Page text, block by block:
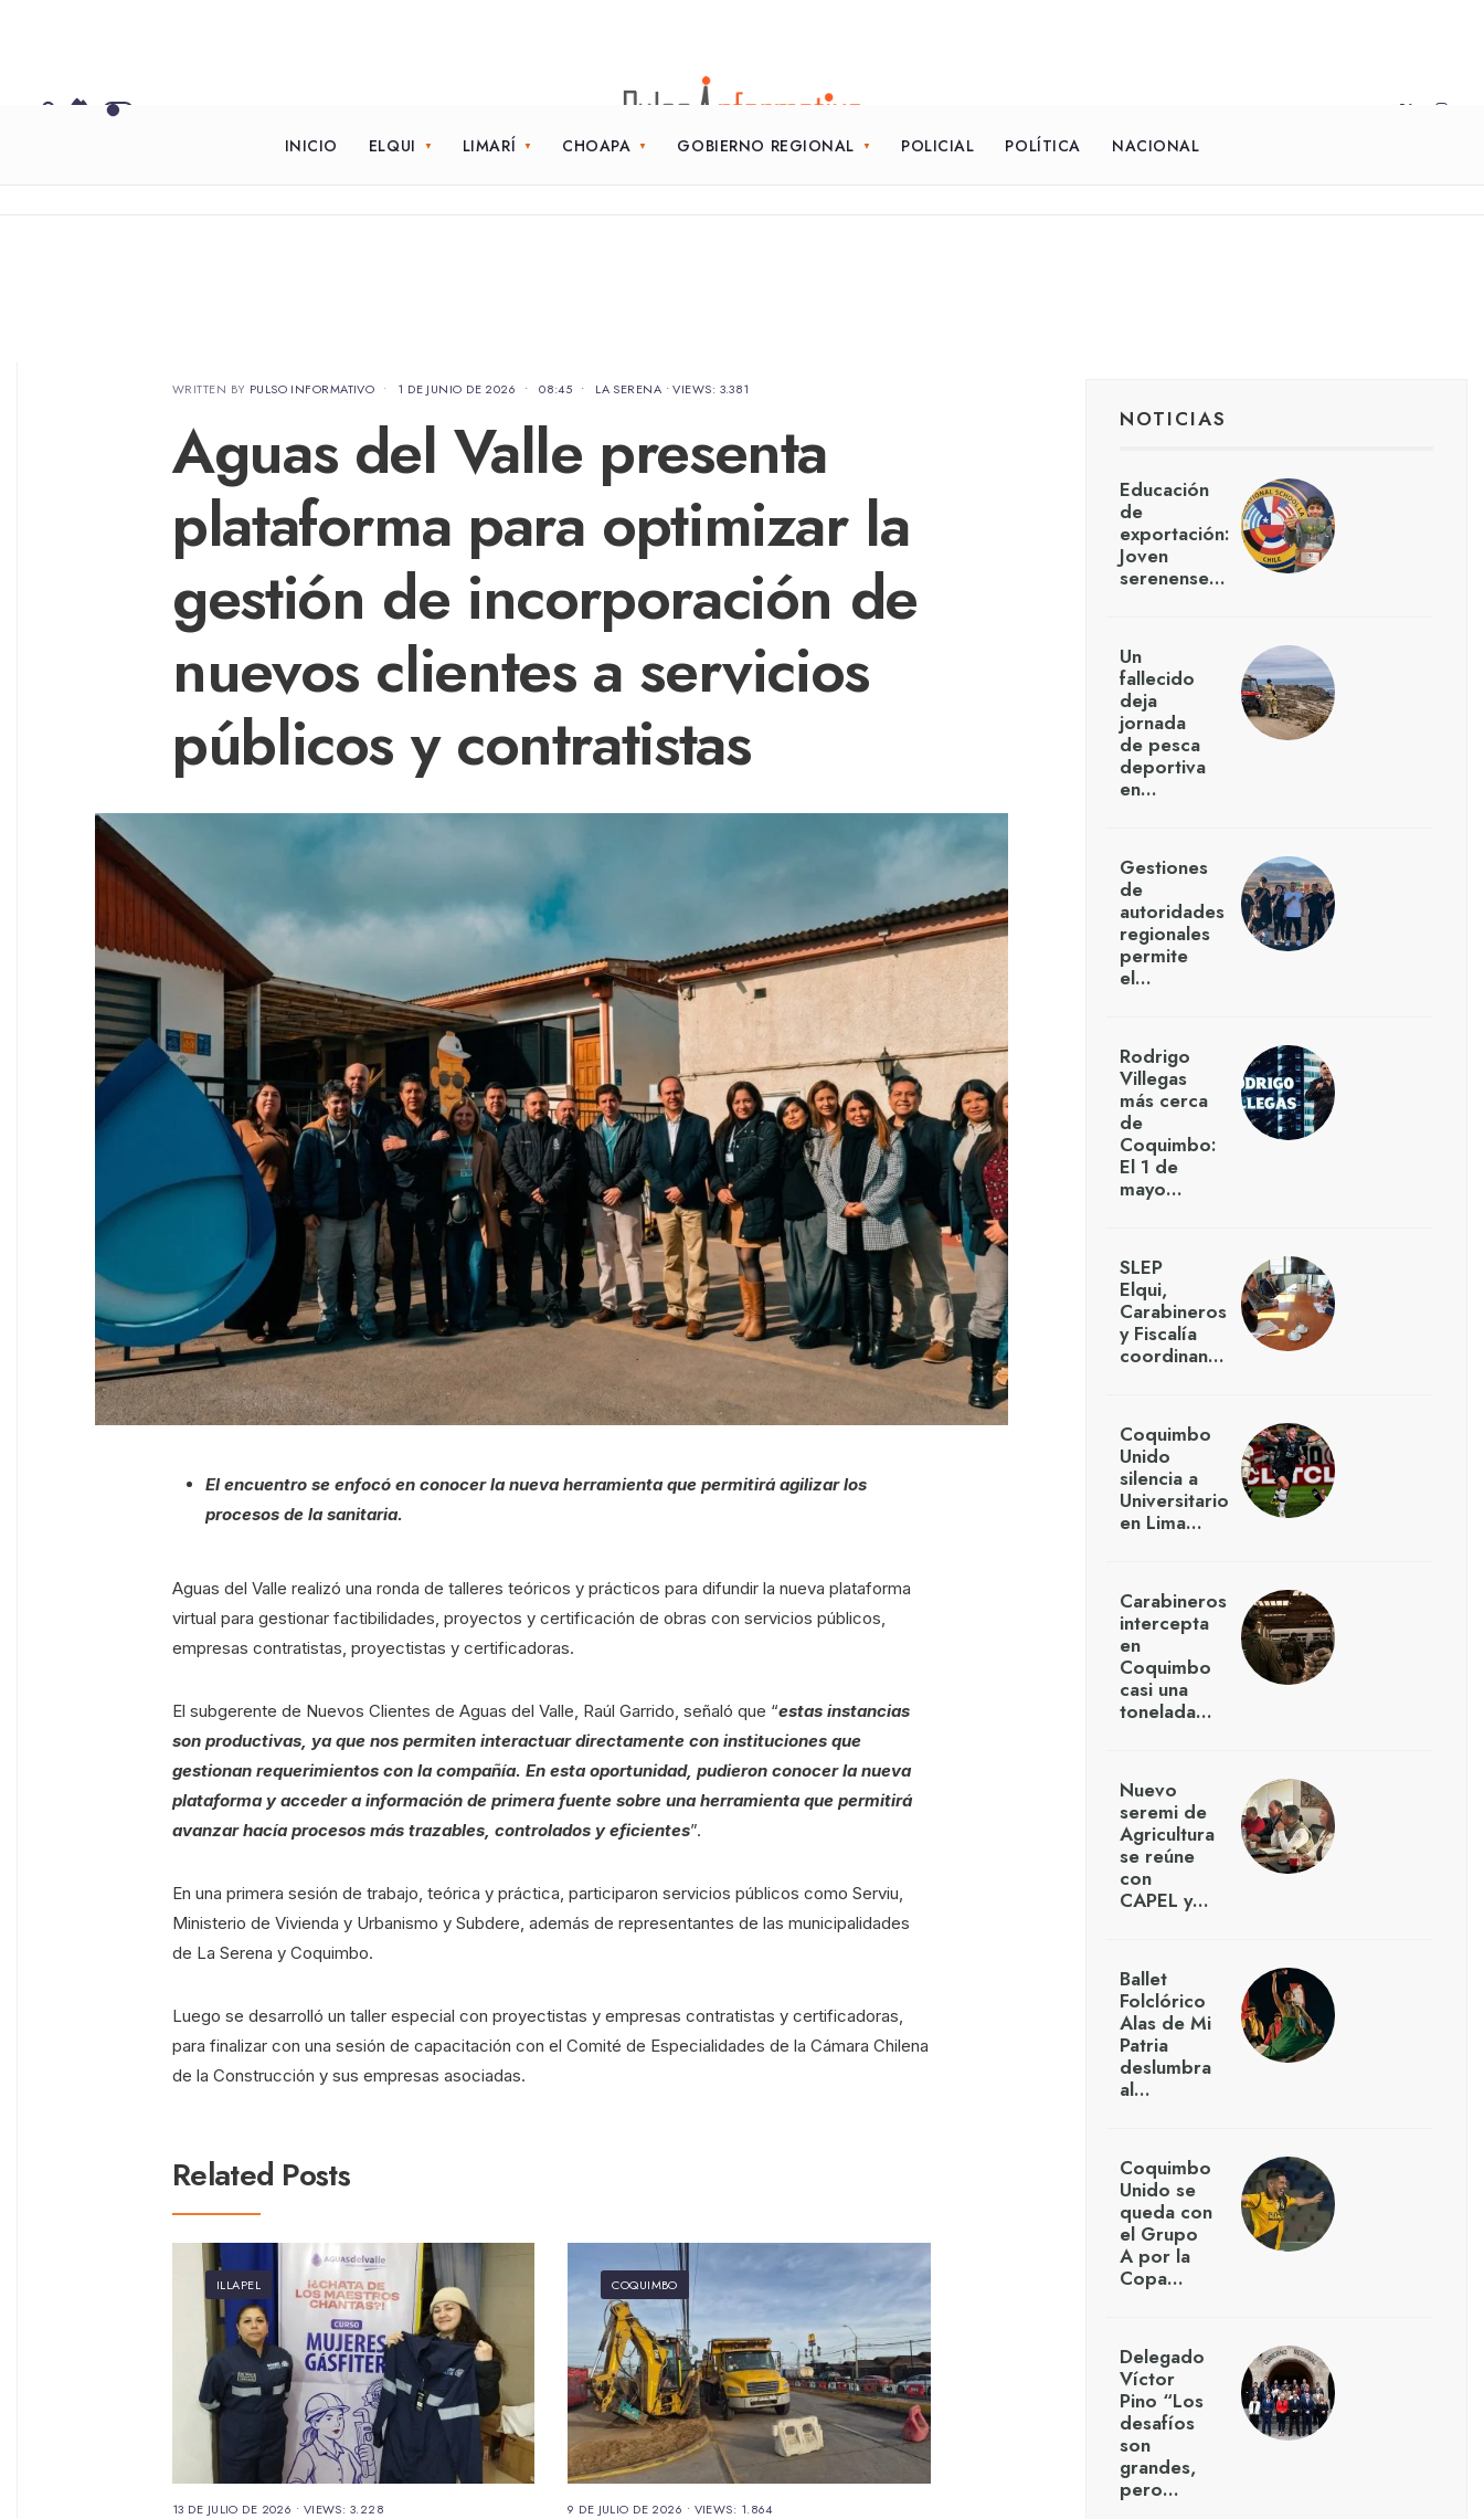
INICIO ELQUI LIMARÍ CHOAPA GOBIERNO REGIONAL POLICIAL POLÍTICA NACIONAL
WRITTEN BY PULSO INFORMATIVO • 1 DE JUNIO DE 2026 • 08:45 • LA SERENA •VIEWS: 3.381
Aguas del Valle presenta
plataforma para optimizar la
gestión de incorporación de
nuevos clientes a servicios
públicos y contratistas
El encuentro se enfocó en conocer la nueva herramienta que permitirá agilizar los
procesos de la sanitaria.
Aguas del Valle realizó una ronda de talleres teóricos y prácticos para difundir la nueva plataforma
virtual para gestionar factibilidades, proyectos y certificación de obras con servicios públicos,
empresas contratistas, proyectistas y certificadoras.
El subgerente de Nuevos Clientes de Aguas del Valle, Raúl Garrido, señaló que “estas instancias
son productivas, ya que nos permiten interactuar directamente con instituciones que
gestionan requerimientos con la compañía. En esta oportunidad, pudieron conocer la nueva
plataforma y acceder a información de primera fuente sobre una herramienta que permitirá
avanzar hacía procesos más trazables, controlados y eficientes”.
En una primera sesión de trabajo, teórica y práctica, participaron servicios públicos como Serviu,
Ministerio de Vivienda y Urbanismo y Subdere, además de representantes de las municipalidades
de La Serena y Coquimbo.
Luego se desarrolló un taller especial con proyectistas y empresas contratistas y certificadoras,
para finalizar con una sesión de capacitación con el Comité de Especialidades de la Cámara Chilena
de la Construcción y sus empresas asociadas.
Related Posts
ILLAPEL
13 DE JULIO DE 2026 • VIEWS: 3.228
COQUIMBO
9 DE JULIO DE 2026 • VIEWS: 1.864
NOTICIAS
Educación
de
exportación:
Joven
serenense…
Un
fallecido
deja
jornada
de pesca
deportiva
en…
Gestiones
de
autoridades
regionales
permite
el…
Rodrigo
Villegas
más cerca
de
Coquimbo:
El 1 de
mayo…
SLEP
Elqui,
Carabineros
y Fiscalía
coordinan…
Coquimbo
Unido
silencia a
Universitario
en Lima…
Carabineros
intercepta
en
Coquimbo
casi una
tonelada…
Nuevo
seremi de
Agricultura
se reúne
con
CAPEL y…
Ballet
Folclórico
Alas de Mi
Patria
deslumbra
al…
Coquimbo
Unido se
queda con
el Grupo
A por la
Copa…
Delegado
Víctor
Pino “Los
desafíos
son
grandes,
pero…